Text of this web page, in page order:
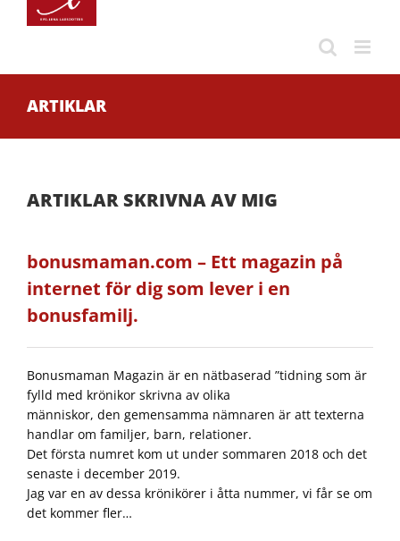
Fortsätt
ARTIKLAR
ARTIKLAR SKRIVNA AV MIG
bonusmaman.com – Ett magazin på
internet för dig som lever i en
bonusfamilj.
Bonusmaman Magazin är en nätbaserad ”tidning som är
fylld med krönikor skrivna av olika
människor, den gemensamma nämnaren är att texterna
handlar om familjer, barn, relationer.
Det första numret kom ut under sommaren 2018 och det
senaste i december 2019.
Jag var en av dessa krönikörer i åtta nummer, vi får se om
det kommer fler…